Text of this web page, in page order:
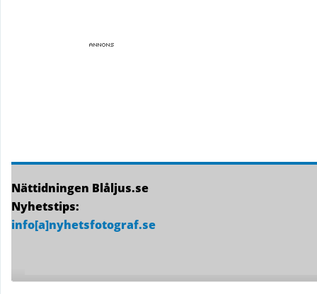
Nättidningen Blåljus.se
Nyhetstips:
info[a]nyhetsfotograf.se